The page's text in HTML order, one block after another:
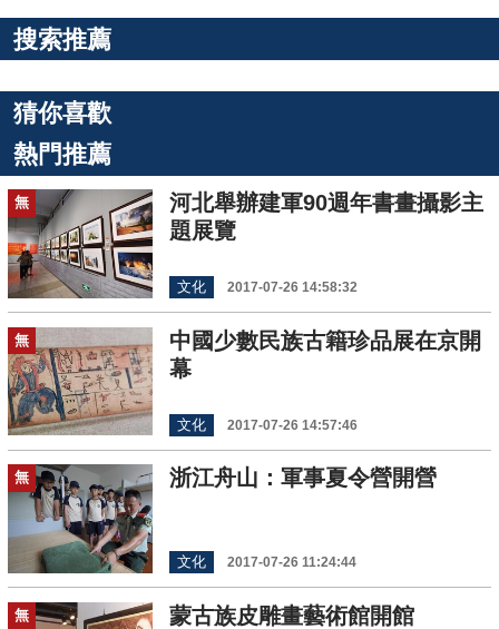
搜索推薦
猜你喜歡
熱門推薦
無
河北舉辦建軍90週年書畫攝影主
題展覽
文化 2017-07-26 14:58:32
無
中國少數民族古籍珍品展在京開
幕
文化 2017-07-26 14:57:46
無 浙江舟山：軍事夏令營開營
文化 2017-07-26 11:24:44
無 蒙古族皮雕畫藝術館開館